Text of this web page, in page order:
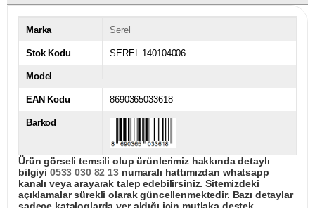
Marka Serel
Stok Kodu SEREL.140104006
Model
EAN Kodu 8690365033618
Barkod
Ürün görseli temsili olup ürünlerimiz hakkında detaylı
bilgiyi 0533 030 82 13numaralı hattımızdan whatsapp
kanalı veya arayarak talep edebilirsiniz. Sitemizdeki
açıklamalar sürekli olarak güncellenmektedir. Bazı detaylar